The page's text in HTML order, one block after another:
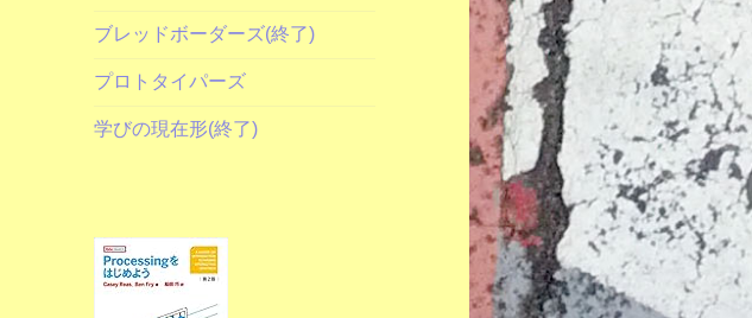
ブレッドボーダーズ(終了)
プロトタイパーズ
学びの現在形(終了)